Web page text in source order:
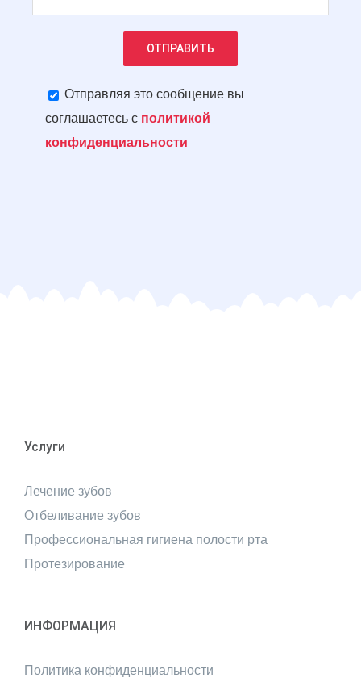
Отправляя это сообщение вы
соглашаетесь с политикой
конфиденциальности
Услуги
Лечение зубов
Отбеливание зубов
Профессиональная гигиена полости рта
Протезирование
ИНФОРМАЦИЯ
Политика конфиденциальности